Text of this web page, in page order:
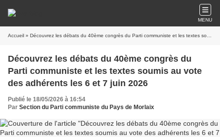
MENU
Accueil » Découvrez les débats du 40ème congrès du Parti communiste et les textes soumis au vote des adhérents les 6 et 7 juin 2026
Découvrez les débats du 40ème congrès du
Parti communiste et les textes soumis au vote
des adhérents les 6 et 7 juin 2026
Publié le 18/05/2026 à 16:54
Par Section du Parti communiste du Pays de Morlaix